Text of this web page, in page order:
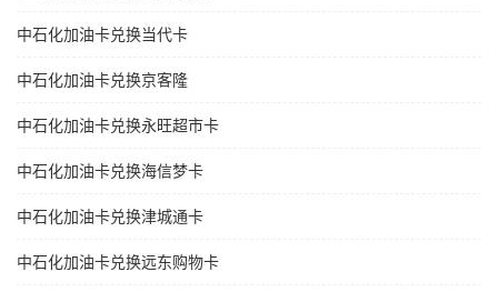
中石化加油卡兑换当代卡
中石化加油卡兑换京客隆
中石化加油卡兑换永旺超市卡
中石化加油卡兑换海信梦卡
中石化加油卡兑换津城通卡
中石化加油卡兑换远东购物卡